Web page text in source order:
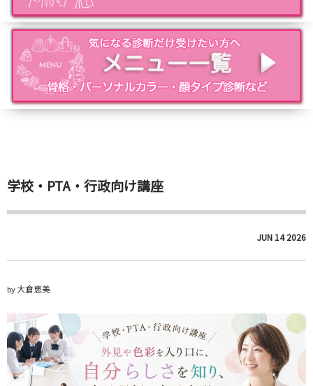
学校・PTA・行政向け講座
JUN 14 2026
by大倉恵美